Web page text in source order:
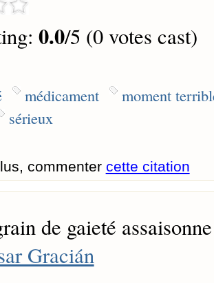
0.0/5 (0 votes cast)
médicament
moment
sérieux
commenter cette citation
de gaieté
Gracián